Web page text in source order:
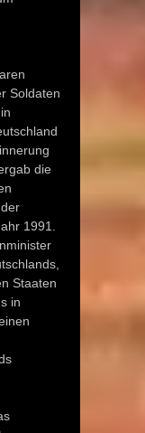
Soldaten
die
1991.
Staaten
in